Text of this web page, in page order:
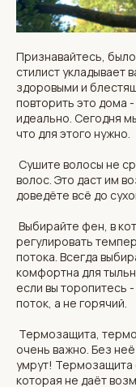
Признавайтесь,
стилист укладывает
здоровыми и
повторить это дома
идеально. Сегодня
что для этого нужно.
Сушите волосы не
волос. Это даст им
доведёте всё до
Выбирайте фен, в
регулировать
потока. Всегда
комфортна для
если вы торопитесь
поток, а не горячий.
Термозащита,
очень важно. Без
умрут! Термозащита
которая не даёт